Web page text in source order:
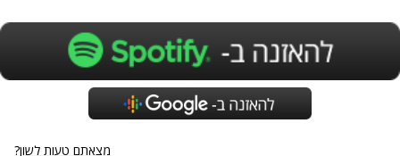
מצאתם טעות לשון?